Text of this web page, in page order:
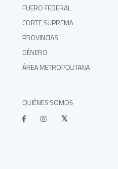
FUERO FEDERAL
CORTE SUPREMA
PROVINCIAS
GÉNERO
ÁREA METROPOLITANA
QUIÉNES SOMOS